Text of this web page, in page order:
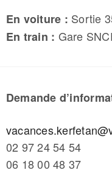
En voiture : Sortie
En train : Gare
Demande
02 97 24 54 54
06 18 00 48 37